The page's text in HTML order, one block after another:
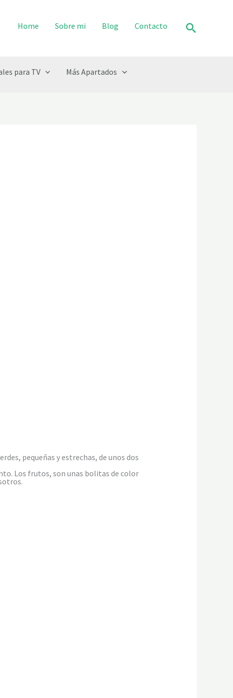
Home Sobre mi Blog Contacto Buscar
para TV Más Apartados
pequeñas y estrechas, de unos dos
Los frutos, son unas bolitas de color